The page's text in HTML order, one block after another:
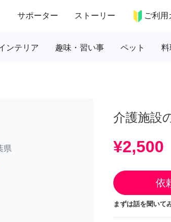
サポーター ストーリー ご利用
ンテリア 趣味・習い事 ペット 料
県
介護施設
¥2,500
依
まずは話を聞いて